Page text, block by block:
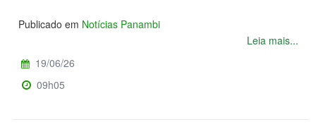
Publicado em Notícias Panambi
Leia mais...
19/06/26
09h05